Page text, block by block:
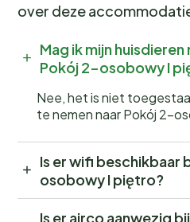
over deze
Mag ik mijn
Pokój 2-osobowy I
Nee, het is niet
te nemen naar Pokój 2-
Is er wifi beschikbaar
osobowy I piętro?
Is er airco aanwezig